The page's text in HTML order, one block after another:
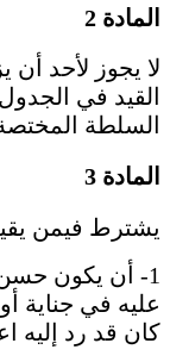
المادة 2
لا يجوز لأحد أن
القيد في
السلطة
المادة 3
يشترط فيمن
1- أن يكون
عليه في جناية
كان قد رد إليه